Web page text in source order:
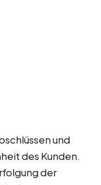
und
des Kunden.
der